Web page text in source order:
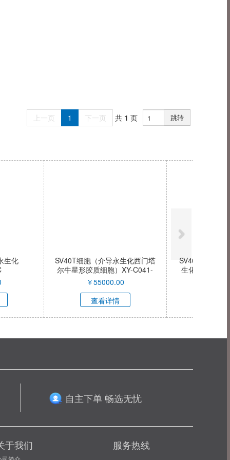
上一页 1 下一页 共 1 页 跳转
细胞（双基因永
脂肪干细胞）
QI
SV40T+tTERT细胞（双基因永
生化西门塔尔牛骨骼肌细胞）
XY-C039-QI
￥75000.00
查看详情
自主下单 畅选无忧
于我们
服务热线